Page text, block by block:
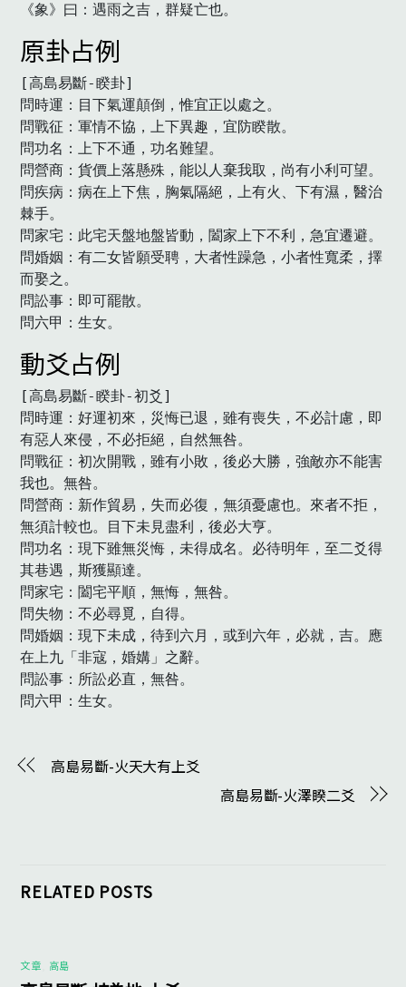
《象》曰：遇雨之吉，群疑亡也。
原卦占例
[高島易斷-睽卦]
問時運：目下氣運顛倒，惟宜正以處之。
問戰征：軍情不協，上下異趣，宜防睽散。
問功名：上下不通，功名難望。
問營商：貨價上落懸殊，能以人棄我取，尚有小利可望。
問疾病：病在上下焦，胸氣隔絕，上有火、下有濕，醫治
棘手。
問家宅：此宅天盤地盤皆動，闔家上下不利，急宜遷避。
問婚姻：有二女皆願受聘，大者性躁急，小者性寬柔，擇
而娶之。
問訟事：即可罷散。
問六甲：生女。
動爻占例
[高島易斷-睽卦-初爻]
問時運：好運初來，災悔已退，雖有喪失，不必計慮，即
有惡人來侵，不必拒絕，自然無咎。
問戰征：初次開戰，雖有小敗，後必大勝，強敵亦不能害
我也。無咎。
問營商：新作貿易，失而必復，無須憂慮也。來者不拒，
無須計較也。目下未見盡利，後必大亨。
問功名：現下雖無災悔，未得成名。必待明年，至二爻得
其巷遇，斯獲顯達。
問家宅：闔宅平順，無悔，無咎。
問失物：不必尋覓，自得。
問婚姻：現下未成，待到六月，或到六年，必就，吉。應
在上九「非寇，婚媾」之辭。
問訟事：所訟必直，無咎。
問六甲：生女。
高島易斷-火天大有上爻
高島易斷-火澤睽二爻
RELATED POSTS
文章 高島